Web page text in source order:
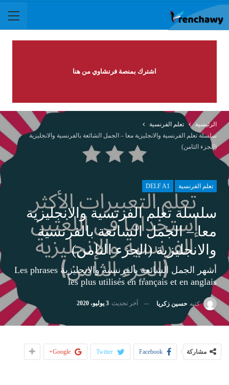
اشترك بمنصة فرنشاوي من هنا
الرئيسية
تعلم الفرنسية
سلسلة تعلم الفرنسية والانجليزية معا – الجمل الشائعة بالفرنسية والانجليزية
(الجزء الثامن)
تعلم الفرنسية DELF A1
سلسلة تعلم الفرنسية والانجليزية
معا – الجمل الشائعة بالفرنسية
والانجليزية (الجزء الثامن)
أشهر الجمل الشائعة بالفرنسية والانجليزية Les phrases
les plus utilisés en français et en anglais
كتبه حسين زكريا آخر تحديث 3 يوليو، 2020
مشاركة Facebook
Twitter
Google+